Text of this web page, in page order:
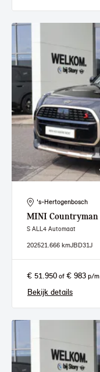
's-Hertogenbosch
MINI Countryman
S ALL4 Automaat
202521.666 kmJBD31J
€ 51.950 of € 983 p/m
Bekijk details